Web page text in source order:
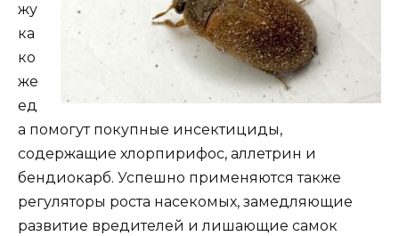
жу
ка
ко
же
ед
а помогут покупные инсектициды,
содержащие хлорпирифос, аллетрин и
бендиокарб. Успешно применяются также
регуляторы роста насекомых, замедляющие
развитие вредителей и лишающие самок